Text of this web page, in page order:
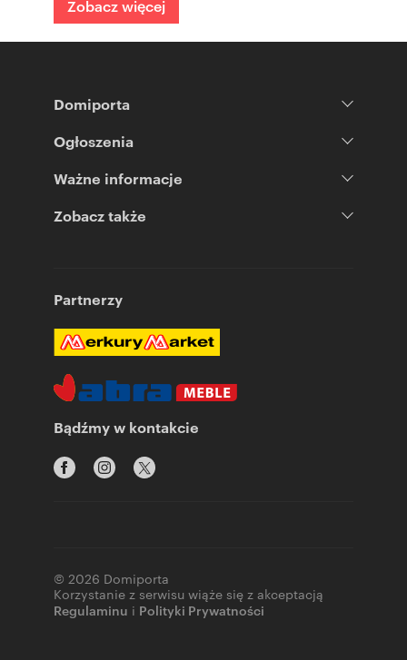
Zobacz więcej
Domiporta
Ogłoszenia
Ważne informacje
Zobacz także
Partnerzy
Bądźmy w kontakcie
© 2026 Domiporta
Korzystanie z serwisu wiąże się z akceptacją
Regulaminu i Polityki Prywatności